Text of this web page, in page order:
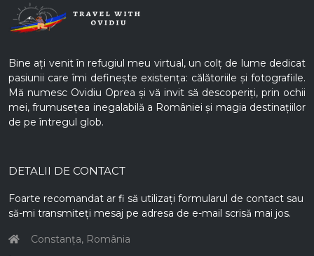
Bine ați venit în refugiul meu virtual, un colț de lume dedicat
pasiunii care îmi definește existența: călătoriile și fotografiile.
Mă numesc Ovidiu Oprea și vă invit să descoperiți, prin ochii
mei, frumusețea inegalabilă a României și magia destinațiilor
de pe întregul glob.
DETALII DE CONTACT
Foarte recomandat ar fi să utilizați formularul de contact sau
să-mi transmiteți mesaj pe adresa de e-mail scrisă mai jos.
Constanța, România